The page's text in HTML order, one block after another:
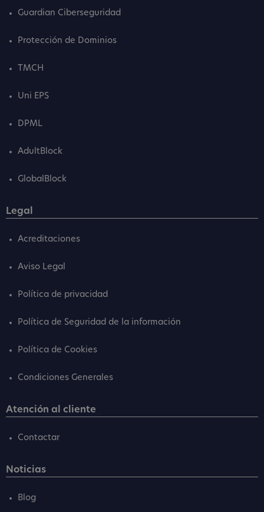
Guardian Ciberseguridad
Protección de Dominios
TMCH
Uni EPS
DPML
AdultBlock
GlobalBlock
Legal
Acreditaciones
Aviso Legal
Política de privacidad
Política de Seguridad de la información
Política de Cookies
Condiciones Generales
Atención al cliente
Contactar
Noticias
Blog